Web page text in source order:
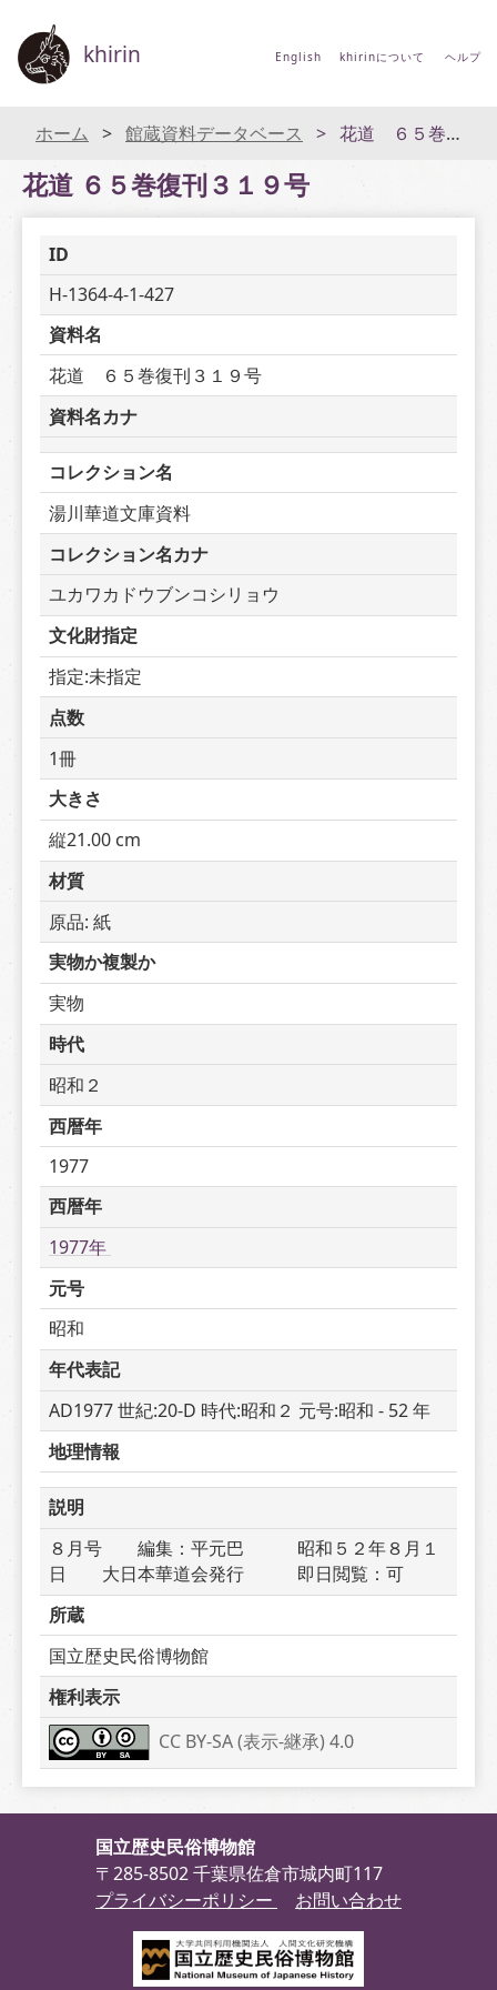
khirin English khirinについて ヘルプ
ホーム 館蔵資料データベース 花道 ６５巻復刊３１９号
花道 ６５巻復刊３１９号
ID
H-1364-4-1-427
資料名
花道　６５巻復刊３１９号
資料名カナ
コレクション名
湯川華道文庫資料
コレクション名カナ
ユカワカドウブンコシリョウ
文化財指定
指定:未指定
点数
1冊
大きさ
縦21.00 cm
材質
原品: 紙
実物か複製か
実物
時代
昭和２
西暦年
1977
西暦年
1977年
元号
昭和
年代表記
AD1977 世紀:20-D 時代:昭和２ 元号:昭和 - 52 年
地理情報
説明
８月号　　編集：平元巴　　　昭和５２年８月１
日　　大日本華道会発行　　　即日閲覧：可
所蔵
国立歴史民俗博物館
権利表示
CC BY-SA (表示-継承) 4.0
国立歴史民俗博物館
〒285-8502 千葉県佐倉市城内町117
プライバシーポリシー
お問い合わせ